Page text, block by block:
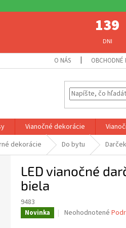
139
DNI
O NÁS OBCHODNÉ
Vianočné dekorácie
dekorácie Do bytu
LED vianočné
biela
9483
Novinka
Priemerné
Neohodnotené